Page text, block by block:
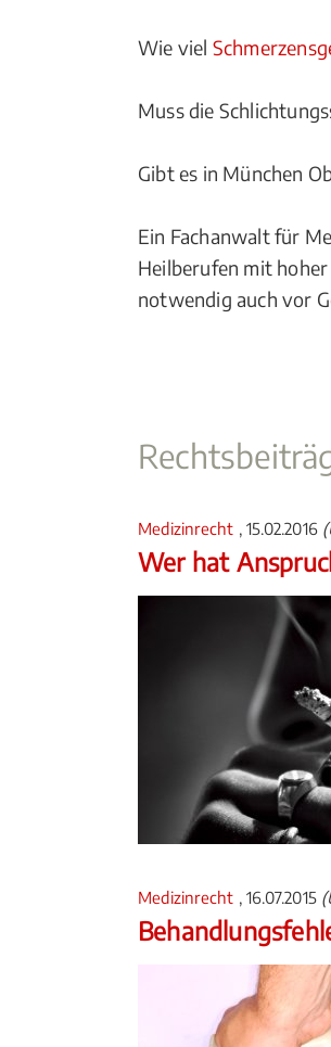
Wie viel
Muss die
Gibt es in München
Ein Fachanwalt für
Heilberufen mit
notwendig auch vor
Medizinrecht , 15.02.2016
Wer hat
Medizinrecht , 16.07.2015